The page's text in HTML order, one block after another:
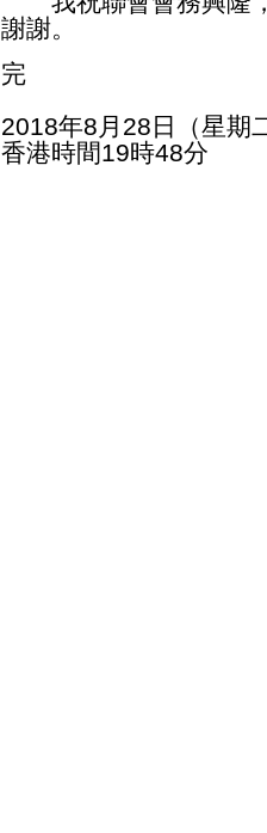
謝謝。
完
2018年8月28日（星期
香港時間19時48分